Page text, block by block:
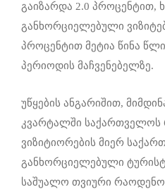
გაიზარდა 2.0 პროცენტით,
განხორციელებული
პროცენტით მეტია წინა
პერიოდის მაჩვენებელზე.
უწყების ანგარიშით,
კვარტალში საქართველოს
ვიზიტიორების მიერ
განხორციელებული
საშუალო თვიური